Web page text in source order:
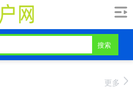
搜索
更多